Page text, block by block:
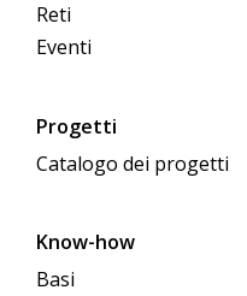
Reti
Eventi
Progetti
Catalogo dei progetti
Know-how
Basi